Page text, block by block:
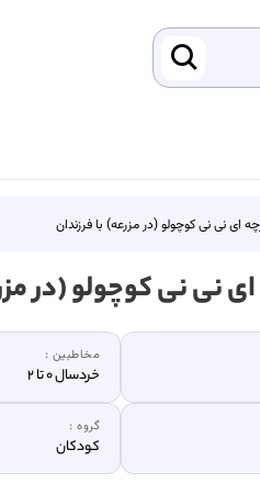
ای نی نی کوچولو (در مزرعه) با فرزندان
نی نی کوچولو (در
مخاطبین :
خردسال 0 تا 2
گروه :
کودکان